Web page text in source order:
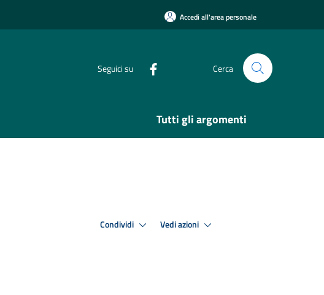
Accedi all'area personale
Seguici su Cerca
Tutti gli argomenti
Condividi Vedi azioni